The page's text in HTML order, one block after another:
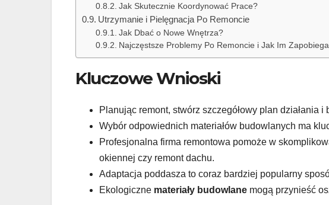
Jak Skutecznie Koordynować Prace?
Utrzymanie i Pielęgnacja Po Remoncie
Jak Dbać o Nowe Wnętrza?
Najczęstsze Problemy Po Remoncie i Jak Im
Kluczowe Wnioski
Planując remont, stwórz szczegółowy plan działania i
Wybór odpowiednich materiałów budowlanych ma
Profesjonalna firma remontowa pomoże w
okiennej czy remont dachu.
Adaptacja poddasza to coraz bardziej popularny
Ekologiczne materiały budowlane mogą przynieść